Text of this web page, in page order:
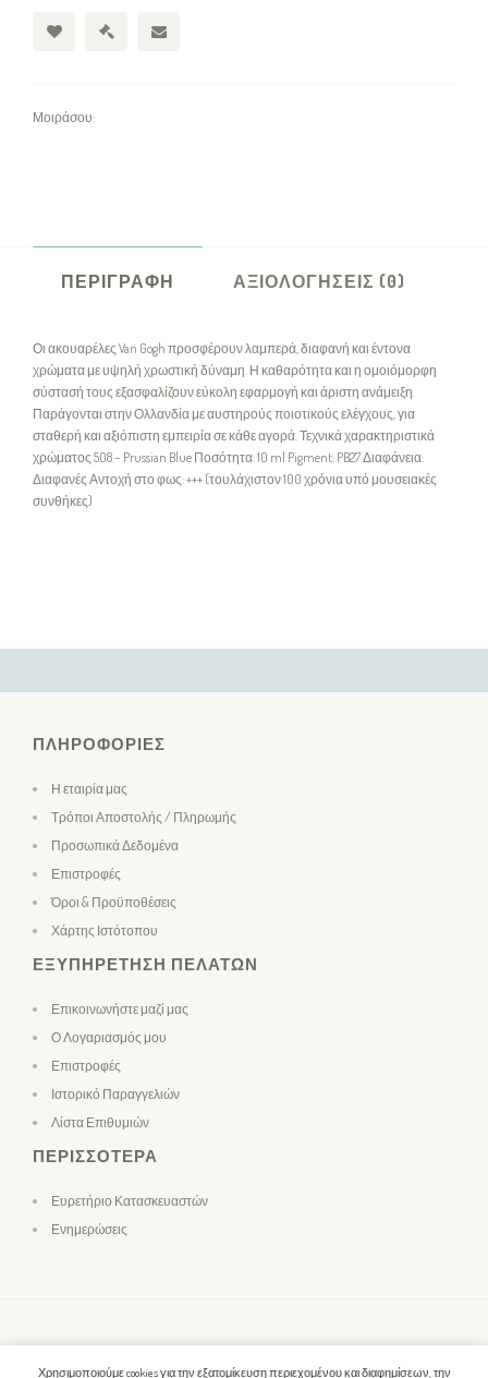
Χρησιμοποιούμε cookies για την εξατομίκευση περιεχομένου και διαφημίσεων, την
Μοιράσου:
ΠΕΡΙΓΡΑΦΉ ΑΞΙΟΛΟΓΉΣΕΙΣ (0)
Οι ακουαρέλες Van Gogh προσφέρουν λαμπερά, διαφανή και έντονα
χρώματα με υψηλή χρωστική δύναμη. Η καθαρότητα και η ομοιόμορφη
σύστασή τους εξασφαλίζουν εύκολη εφαρμογή και άριστη ανάμειξη.
Παράγονται στην Ολλανδία με αυστηρούς ποιοτικούς ελέγχους, για
σταθερή και αξιόπιστη εμπειρία σε κάθε αγορά. Τεχνικά χαρακτηριστικά
χρώματος 508 – Prussian Blue Ποσότητα: 10 ml Pigment: PB27 Διαφάνεια:
Διαφανές Αντοχή στο φως: +++ (τουλάχιστον 100 χρόνια υπό μουσειακές
συνθήκες)
ΠΛΗΡΟΦΟΡΊΕΣ
Η εταιρία μας
Τρόποι Αποστολής / Πληρωμής
Προσωπικά Δεδομένα
Επιστροφές
Όροι & Προϋποθέσεις
Χάρτης Ιστότοπου
ΕΞΥΠΗΡΈΤΗΣΗ ΠΕΛΑΤΏΝ
Επικοινωνήστε μαζί μας
Ο Λογαριασμός μου
Επιστροφές
Ιστορικό Παραγγελιών
Λίστα Επιθυμιών
ΠΕΡΙΣΣΌΤΕΡΑ
Ευρετήριο Κατασκευαστών
Ενημερώσεις